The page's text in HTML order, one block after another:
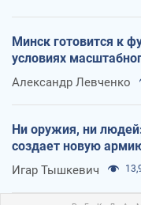
Минск готовится к
условиях
Александр Левченко
Ни оружия, ни
создает новую
Игар Тышкевич